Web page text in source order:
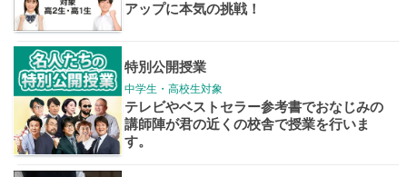
志作文コンクール 君の未来